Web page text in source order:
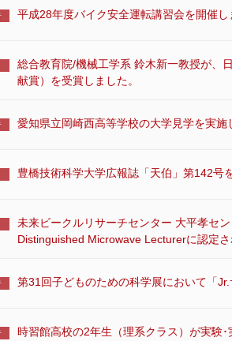
平成28年度バイク安全運転講習会を開催し
総合教育院/機械工学系 鈴木新一教授が、
献賞）を受賞しました。
愛知県立岡崎西高等学校の大学見学を実施
豊橋技術科学大学広報誌「天伯」第142号
未来ビークルリサーチセンター 大平孝セ
Distinguished Microwave Lecturerに認定さ
第31回子どものための科学展において「
時習館高校の2年生（理系クラス）が実験